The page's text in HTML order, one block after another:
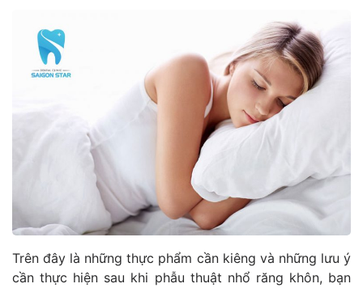
Trên đây là những thực phẩm cần kiêng và những lưu ý
cần thực hiện sau khi phẫu thuật nhổ răng khôn, bạn